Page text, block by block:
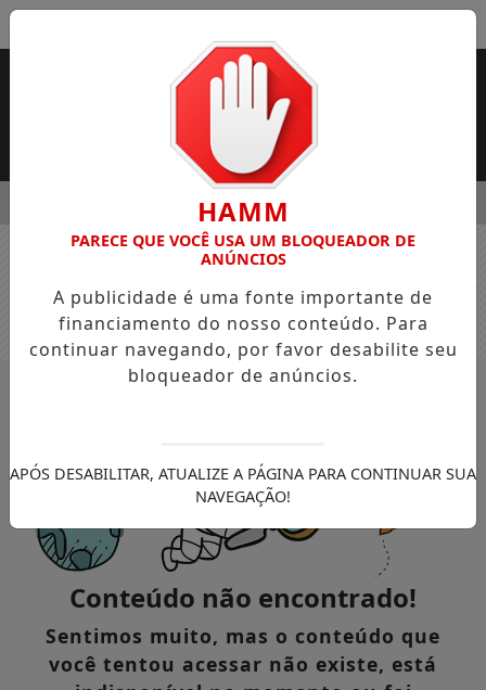
2026: ALUNOS JÁ PODEM CONSULTAR CARTILHA DE REDAÇÃO
EM ALTA
Conteúdo não encontrado!
Sentimos muito, mas o conteúdo que
você tentou acessar não existe, está
HAMM
PARECE QUE VOCÊ USA UM BLOQUEADOR DE
ANÚNCIOS
A publicidade é uma fonte importante de
financiamento do nosso conteúdo. Para
continuar navegando, por favor desabilite seu
bloqueador de anúncios.
APÓS DESABILITAR, ATUALIZE A PÁGINA PARA CONTINUAR SUA
NAVEGAÇÃO!